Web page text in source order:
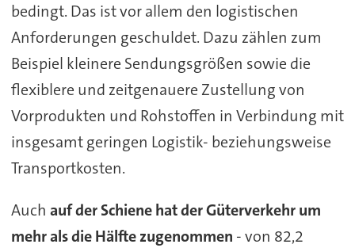
bedingt. Das ist vor allem den logistischen
Anforderungen geschuldet. Dazu zählen zum
Beispiel kleinere Sendungsgrößen sowie die
flexiblere und zeitgenauere Zustellung von
Vorprodukten und Rohstoffen in Verbindung mit
insgesamt geringen Logistik- beziehungsweise
Transportkosten.
Auch auf der Schiene hat der Güterverkehr um
mehr als die Hälfte zugenommen - von 82,2